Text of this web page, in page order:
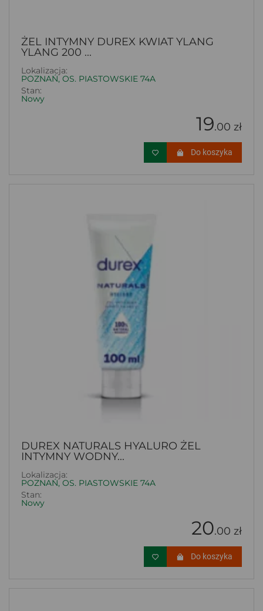
ŻEL INTYMNY DUREX KWIAT YLANG
YLANG 200 ...
Lokalizacja:
POZNAŃ, OS. PIASTOWSKIE 74A
Stan:
Nowy
19.00 zł
Do koszyka
DUREX NATURALS HYALURO ŻEL
INTYMNY WODNY...
Lokalizacja:
POZNAŃ, OS. PIASTOWSKIE 74A
Stan:
Nowy
20.00 zł
Do koszyka